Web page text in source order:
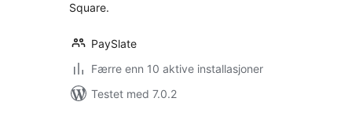
Square.
PaySlate
Færre enn 10 aktive installasjoner
Testet med 7.0.2